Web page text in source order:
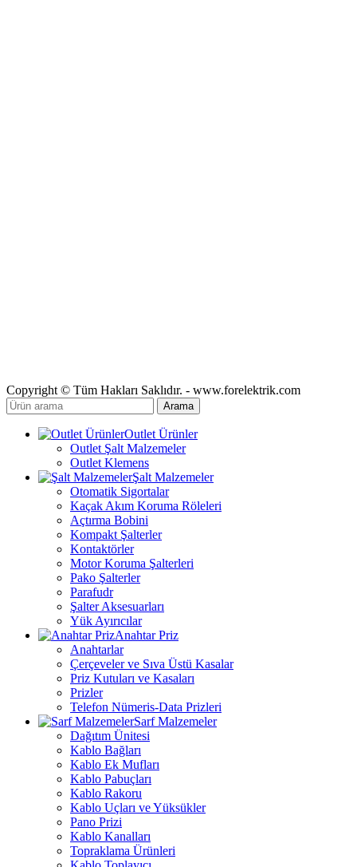
Copyright © Tüm Hakları Saklıdır. - www.forelektrik.com
Arama
Outlet Ürünler
Outlet Şalt Malzemeler
Outlet Klemens
Şalt Malzemeler
Otomatik Sigortalar
Kaçak Akım Koruma Röleleri
Açtırma Bobini
Kompakt Şalterler
Kontaktörler
Motor Koruma Şalterleri
Pako Şalterler
Parafudr
Şalter Aksesuarları
Yük Ayırıcılar
Anahtar Priz
Anahtarlar
Çerçeveler ve Sıva Üstü Kasalar
Priz Kutuları ve Kasaları
Prizler
Telefon Nümeris-Data Prizleri
Sarf Malzemeler
Dağıtım Ünitesi
Kablo Bağları
Kablo Ek Mufları
Kablo Pabuçları
Kablo Rakoru
Kablo Uçları ve Yüksükler
Pano Prizi
Kablo Kanalları
Topraklama Ürünleri